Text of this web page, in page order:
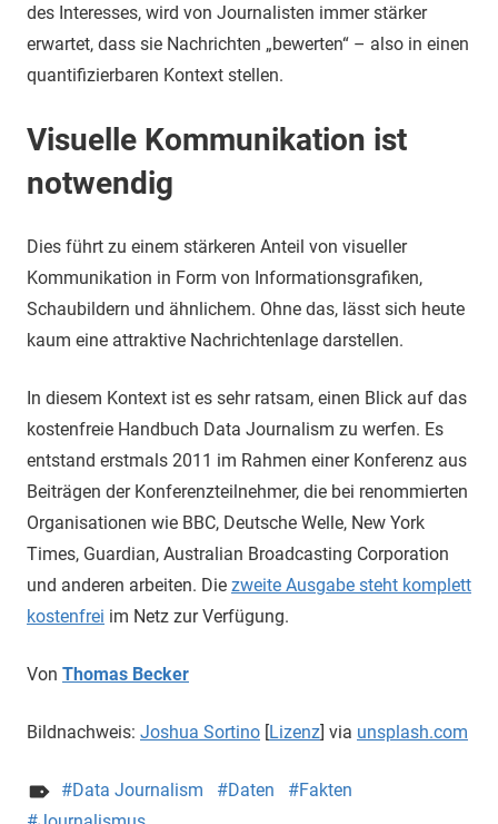
des Interesses, wird von Journalisten immer stärker
erwartet, dass sie Nachrichten „bewerten“ – also in einen
quantifizierbaren Kontext stellen.
Visuelle Kommunikation ist
notwendig
Dies führt zu einem stärkeren Anteil von visueller
Kommunikation in Form von Informationsgrafiken,
Schaubildern und ähnlichem. Ohne das, lässt sich heute
kaum eine attraktive Nachrichtenlage darstellen.
In diesem Kontext ist es sehr ratsam, einen Blick auf das
kostenfreie Handbuch Data Journalism zu werfen. Es
entstand erstmals 2011 im Rahmen einer Konferenz aus
Beiträgen der Konferenzteilnehmer, die bei renommierten
Organisationen wie BBC, Deutsche Welle, New York
Times, Guardian, Australian Broadcasting Corporation
und anderen arbeiten. Die zweite Ausgabe steht komplett
kostenfrei im Netz zur Verfügung.
Von Thomas Becker
Bildnachweis: Joshua Sortino [Lizenz] via unsplash.com
Data Journalism Daten
Fakten